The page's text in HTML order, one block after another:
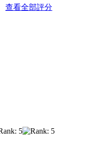
查看全部評分